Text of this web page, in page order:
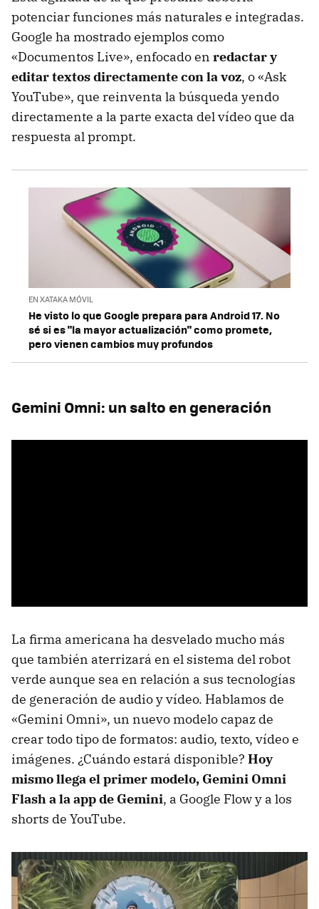
potenciar funciones más naturales e integradas.
Google ha mostrado ejemplos como
«Documentos Live», enfocado en redactar y
editar textos directamente con la voz, o «Ask
YouTube», que reinventa la búsqueda yendo
directamente a la parte exacta del vídeo que da
respuesta al prompt.
EN XATAKA MÓVIL
He visto lo que Google prepara para Android 17. No
sé si es "la mayor actualización" como promete,
pero vienen cambios muy profundos
Gemini Omni: un salto en generación
La firma americana ha desvelado mucho más
que también aterrizará en el sistema del robot
verde aunque sea en relación a sus tecnologías
de generación de audio y vídeo. Hablamos de
«Gemini Omni», un nuevo modelo capaz de
crear todo tipo de formatos: audio, texto, vídeo e
imágenes. ¿Cuándo estará disponible? Hoy
mismo llega el primer modelo, Gemini Omni
Flash a la app de Gemini, a Google Flow y a los
shorts de YouTube.